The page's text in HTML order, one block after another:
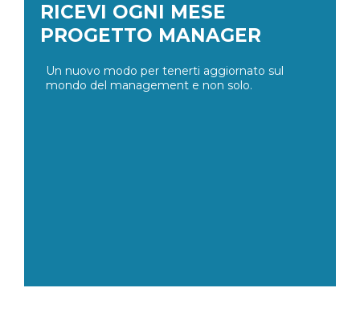
RICEVI OGNI MESE
PROGETTO MANAGER
Un nuovo modo per tenerti aggiornato sul
mondo del management e non solo.